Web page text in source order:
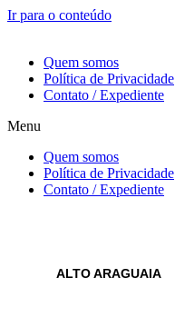
Ir para o conteúdo
Quem somos
Política de Privacidade
Contato / Expediente
Menu
Quem somos
Política de Privacidade
Contato / Expediente